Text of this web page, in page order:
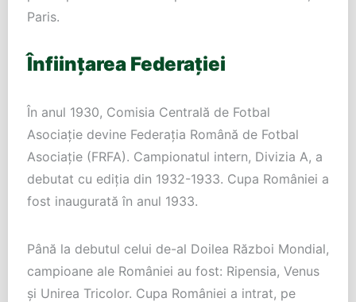
Paris.
Înființarea Federației
În anul 1930, Comisia Centrală de Fotbal
Asociație devine Federația Română de Fotbal
Asociație (FRFA). Campionatul intern, Divizia A, a
debutat cu ediția din 1932-1933. Cupa României a
fost inaugurată în anul 1933.
Până la debutul celui de-al Doilea Război Mondial,
campioane ale României au fost: Ripensia, Venus
și Unirea Tricolor. Cupa României a intrat, pe